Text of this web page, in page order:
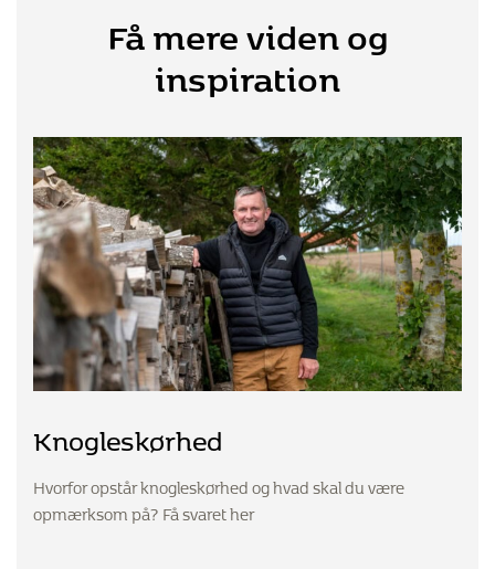
Få mere viden og
inspiration
Knogleskørhed
Hvorfor opstår knogleskørhed og hvad skal du være
opmærksom på? Få svaret her